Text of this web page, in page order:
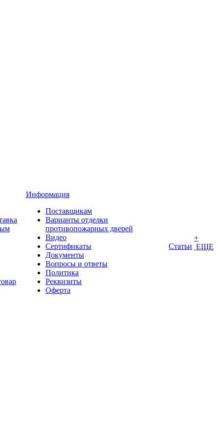
Информация
Поставщикам
Варианты отделки
противопожарных дверей
Видео
Сертификаты
Документы
Вопросы и ответы
Политика
Реквизиты
Оферта
Статьи
+
ЕЩЕ